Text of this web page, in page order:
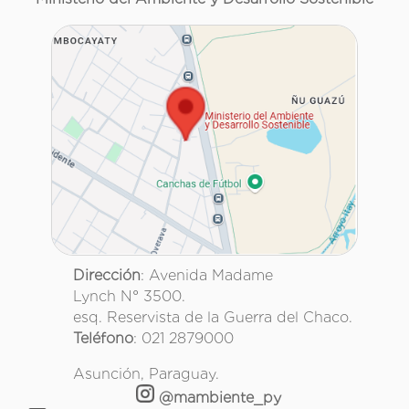
Dirección: Avenida Madame
Lynch N° 3500.
esq. Reservista de la Guerra del Chaco.
Teléfono: 021 2879000
Asunción, Paraguay.
@mambiente_py